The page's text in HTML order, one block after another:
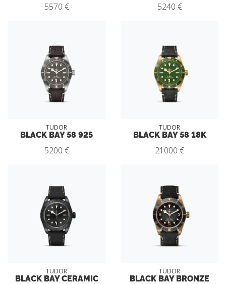
5570 €
5240 €
TUDOR
BLACK BAY 58 925
5200 €
TUDOR
BLACK BAY 58 18K
21000 €
TUDOR
BLACK BAY CERAMIC
TUDOR
BLACK BAY BRONZE